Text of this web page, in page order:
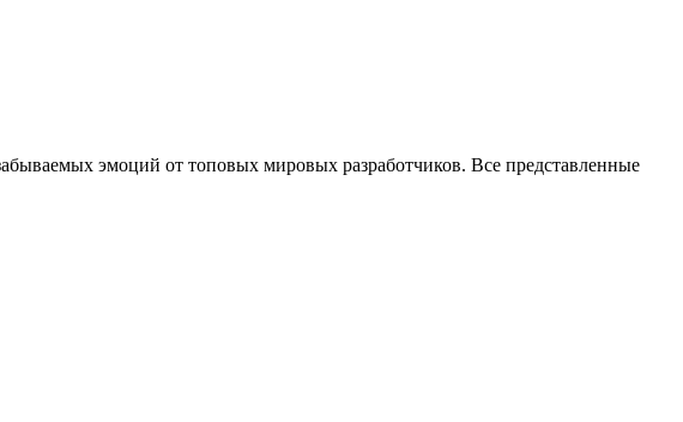
эмоций от топовых мировых разработчиков. Все представленные